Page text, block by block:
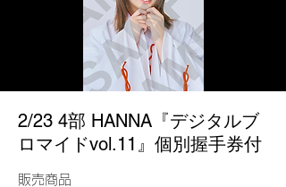
2/23 4部 HANNA『デジタルブ
ロマイドvol.11』個別握手券付
販売商品